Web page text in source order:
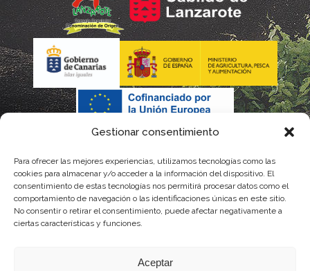
Gestionar consentimiento
Para ofrecer las mejores experiencias, utilizamos tecnologías como las
cookies para almacenar y/o acceder a la información del dispositivo. El
consentimiento de estas tecnologías nos permitirá procesar datos como el
comportamiento de navegación o las identificaciones únicas en este sitio.
No consentir o retirar el consentimiento, puede afectar negativamente a
ciertas características y funciones.
Aceptar
La gestión de la DOP Lanzarote realizada por este Consejo Regulador es financiada,